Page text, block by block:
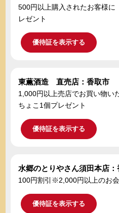
500円以上購入されたお客様に
レゼント
優待証を表示する
東薫酒造 直売店：香取市
1,000円以上売店でお買い物い
ちょこ1個プレゼント
優待証を表示する
水郷のとりやさん須田本店：
100円割引※2,000円以上のお
優待証を表示する